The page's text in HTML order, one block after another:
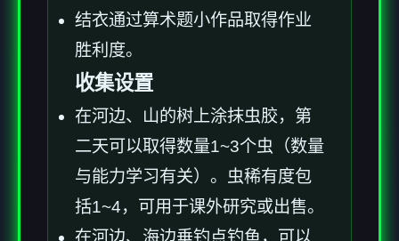
结衣通过算术题小作品取得作业
胜利度。
收集设置
在河边、山的树上涂抹虫胶，第
二天可以取得数量1~3个虫（数量
与能力学习有关）。虫稀有度包
括1~4，可用于课外研究或出售。
在河边、海边垂钓点钓鱼，可以